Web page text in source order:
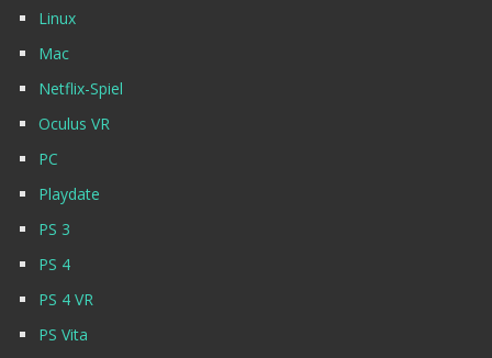
Linux
Mac
Netflix-Spiel
Oculus VR
PC
Playdate
PS 3
PS 4
PS 4 VR
PS Vita